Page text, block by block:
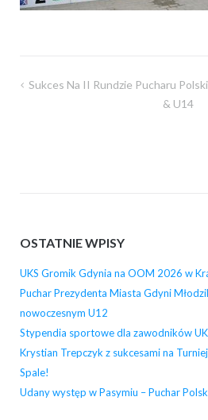
Nawigacja
Sukces Na II Rundzie Pucharu
& U14
OSTATNIE WPISY
UKS Gromik Gdynia na OOM 2026 w
Puchar Prezydenta Miasta Gdyni
nowoczesnym U12
Stypendia sportowe dla zawodników
Krystian Trepczyk z sukcesami na
Spale!
Udany występ w Pasymiu – Puchar